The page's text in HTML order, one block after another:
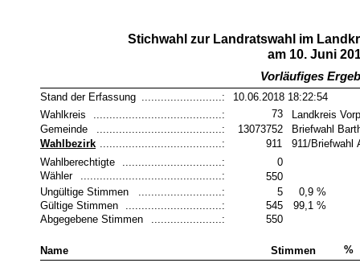
Stichwahl zur Landratswahl im
am 10. Juni
Stand der Erfassung 10.06.2018 18:22:54
.........................:
Vorläufiges
73
........................................:
Wahlkreis
Landkreis
Gemeinde
13073752
.......................................:
Briefwahl
Wahlbezirk ......................................: 911
911/Briefwahl
Wahlberechtigte
...............................:
0
Wähler
............................................:
550
5
545
0,9 %
99,1 %
550
Ungültige Stimmen
Gültige Stimmen
Abgegebene Stimmen
..........................:
..............................:
......................:
Name Stimmen %